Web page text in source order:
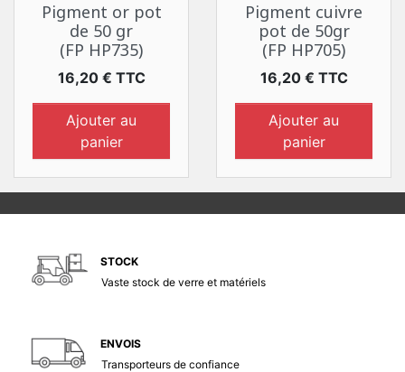
Pigment or pot
de 50 gr
(FP HP735)
Prix
16,20 € TTC
Ajouter au
panier
Pigment cuivre
pot de 50gr
(FP HP705)
Prix
16,20 € TTC
Ajouter au
panier
STOCK
Vaste stock de verre et matériels
ENVOIS
Transporteurs de confiance